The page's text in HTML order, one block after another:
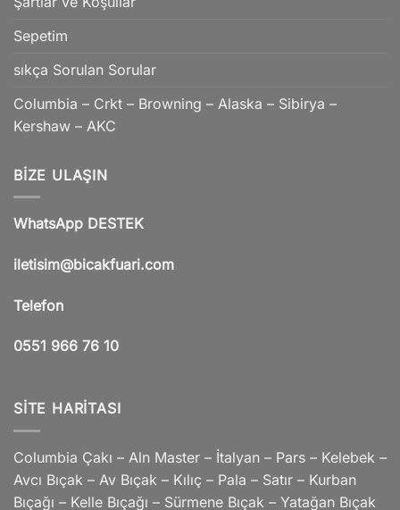
Sepetim
sıkça Sorulan Sorular
Columbia – Crkt – Browning – Alaska – Sibirya –
Kershaw – AKC
BIZE ULAŞIN
WhatsApp DESTEK
iletisim@bicakfuari.com
Telefon
0551 966 76 10
SITE HARITASI
Columbia Çakı – Aln Master – İtalyan – Pars – Kelebek –
Avcı Bıçak – Av Bıçak – Kılıç – Pala – Satır – Kurban
Bıçağı – Kelle Bıçağı – Sürmene Bıçak – Yatağan Bıçak